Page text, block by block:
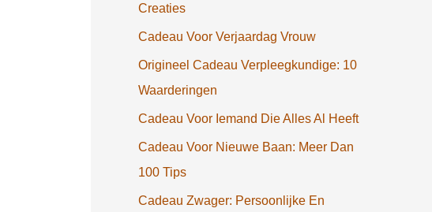
Creaties
Cadeau Voor Verjaardag Vrouw
Origineel Cadeau Verpleegkundige: 10
Waarderingen
Cadeau Voor Iemand Die Alles Al Heeft
Cadeau Voor Nieuwe Baan: Meer Dan
100 Tips
Cadeau Zwager: Persoonlijke En